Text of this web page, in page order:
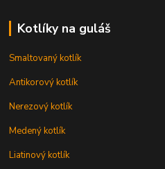
Kotlíky na guláš
Smaltovaný kotlík
Antikorový kotlík
Nerezový kotlík
Medený kotlík
Liatinový kotlík